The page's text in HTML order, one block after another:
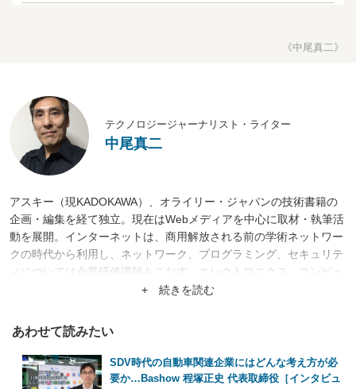
《中尾真二》
テクノロジージャーナリスト・ライター
中尾真二
アスキー（現KADOKAWA）、オライリー・ジャパンの技術書籍の
企画・編集を経て独立。現在はWebメディアを中心に取材・執筆活
動を展開。インターネットは、商用解放される前の学術ネットワー
クの時代から利用し、ネットワーク、プログラミング、セキュリテ
ィについては企業研修講師もこなす。エレクトロニクス、コンピュ
ータのバックグラウンドを活かし、自動車業界についてもテクノロ
+ 続きを読む
あわせて読みたい
SDV時代の自動車関連企業にはどんな考え方が必
要か…Bashow 程塚正史 代表取締役［インタビュ